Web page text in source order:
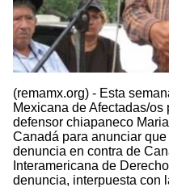
(remamx.org) - Esta
Mexicana de Afectadas/os
defensor chiapaneco
Canadá para anunciar
denuncia en contra de
Interamericana de
denuncia, interpuesta con